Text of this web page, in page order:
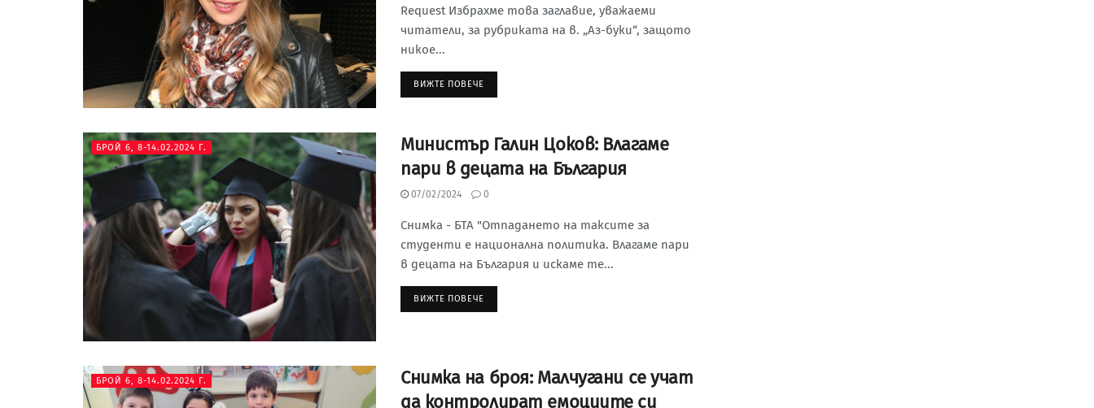
Request Избрахме това заглавие, уважаеми
читатели, за рубриката на в. „Аз-буки“, защото
никое...
ВИЖТЕ ПОВЕЧЕ
БРОЙ 6, 8-14.02.2024 Г.
Министър Галин Цоков: Влагаме
пари в децата на България
07/02/2024 0
Снимка - БТА "Отпадането на таксите за
студенти е национална политика. Влагаме пари
в децата на България и искаме те...
ВИЖТЕ ПОВЕЧЕ
БРОЙ 6, 8-14.02.2024 Г.
Снимка на броя: Малчугани се учат
да контролират емоциите си